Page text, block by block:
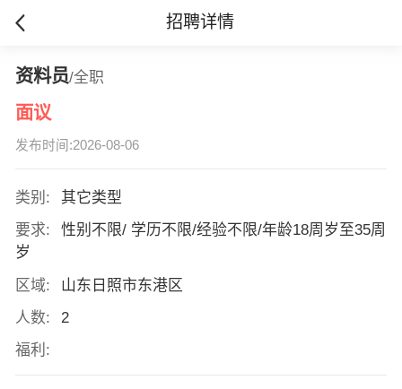
招聘详情
资料员/全职
面议
发布时间:2026-08-06
类别:
其它类型
要求:
性别不限/ 学历不限/经验不限/年龄18周岁至35周
岁
区域:
山东日照市东港区
人数:
2
福利: